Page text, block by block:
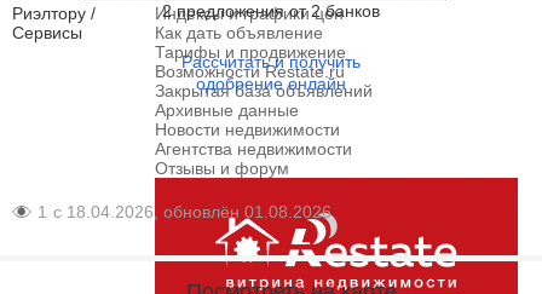
Риэлтору /
Сервисы
Индексы и графики цен
Как дать объявление
Тарифы и продвижение
Возможности Restate.ru
Закрытая база объявлений
Архивные данные
Новости недвижимости
Агентства недвижимости
Отзывы и форум
2 предложения от 2 банков
Рассчитать и получить
одобрение онлайн
1 с 18.04.2026, обновлён 01.08.2026